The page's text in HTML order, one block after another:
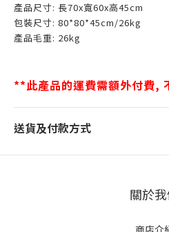
產品尺寸: 長70x寬60x高45cm
包裝尺寸: 80*80*45cm/26kg
產品毛重: 26kg
**此產品的運費需額外付費,
送貨及付款方式
關於
商店介